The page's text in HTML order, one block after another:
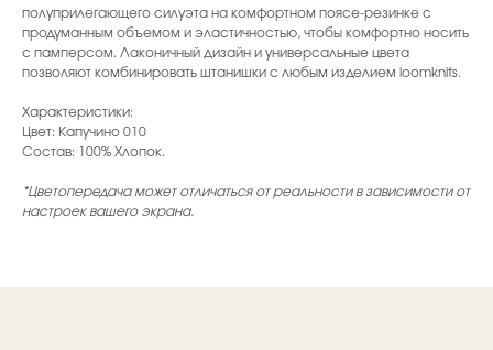
полуприлегающего силуэта на комфортном поясе-резинке с
продуманным объемом и эластичностью, чтобы комфортно носить
с памперсом. Лаконичный дизайн и универсальные цвета
позволяют комбинировать штанишки с любым изделием loomknits.
Характеристики:
Цвет: Капучино 010
Состав: 100% Хлопок.
*Цветопередача может отличаться от реальности в зависимости от
настроек вашего экрана.